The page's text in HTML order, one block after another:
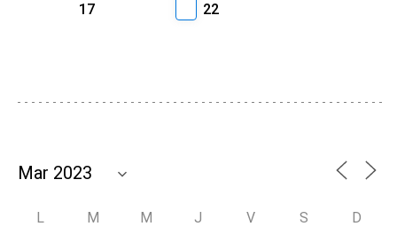
17
22
L M M J V S D